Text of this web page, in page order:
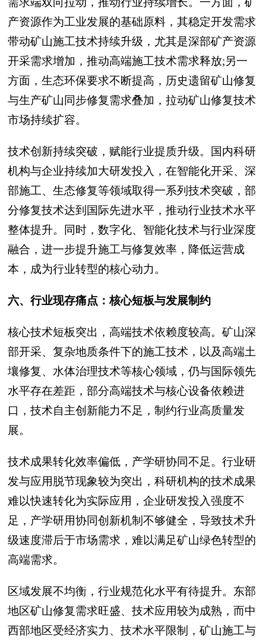
产资源作为工业发展的基础原料，其稳定开发需求
带动矿山施工技术持续升级，尤其是深部矿产资源
开采需求增加，推动高端施工技术需求释放;另一
方面，生态环保要求不断提高，历史遗留矿山修复
与生产矿山同步修复需求叠加，拉动矿山修复技术
市场持续扩容。
技术创新持续突破，赋能行业提质升级。国内科研
机构与企业持续加大研发投入，在智能化开采、深
部施工、生态修复等领域取得一系列技术突破，部
分修复技术达到国际先进水平，推动行业技术水平
整体提升。同时，数字化、智能化技术与行业深度
融合，进一步提升施工与修复效率，降低运营成
本，成为行业转型的核心动力。
六、行业现存痛点：核心短板与发展制约
核心技术短板突出，高端技术依赖度较高。矿山深
部开采、复杂地质条件下的施工技术，以及高端土
壤修复、水体治理技术等核心领域，仍与国际领先
水平存在差距，部分高端技术与核心设备依赖进
口，技术自主创新能力不足，制约行业高质量发
展。
技术成果转化效率偏低，产学研协同不足。行业研
发与应用脱节现象较为突出，科研机构的技术成果
难以快速转化为实际应用，企业研发投入强度不
足，产学研用协同创新机制不够健全，导致技术升
级速度滞后于市场需求，难以满足矿山绿色转型的
高端需求。
区域发展不均衡，行业规范化水平有待提升。东部
地区矿山修复需求旺盛、技术应用较为成熟，而中
西部地区受经济实力、技术水平限制，矿山施工与